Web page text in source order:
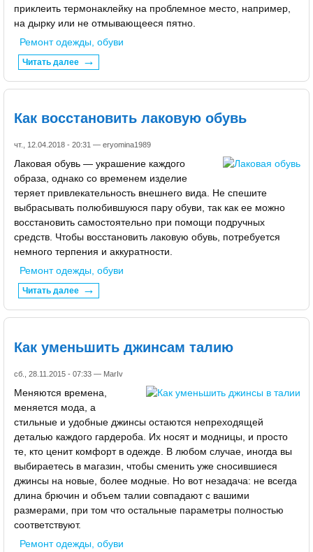
приклеить термонаклейку на проблемное место, например,
на дырку или не отмывающееся пятно.
Ремонт одежды, обуви
Читать далее
Как восстановить лаковую обувь
чт., 12.04.2018 - 20:31 — eryomina1989
Лаковая обувь — украшение каждого
образа, однако со временем изделие
теряет привлекательность внешнего вида. Не спешите
выбрасывать полюбившуюся пару обуви, так как ее можно
восстановить самостоятельно при помощи подручных
средств. Чтобы восстановить лаковую обувь, потребуется
немного терпения и аккуратности.
Ремонт одежды, обуви
Читать далее
Как уменьшить джинсам талию
сб., 28.11.2015 - 07:33 — MarIv
Меняются времена,
меняется мода, а
стильные и удобные джинсы остаются непреходящей
деталью каждого гардероба. Их носят и модницы, и просто
те, кто ценит комфорт в одежде. В любом случае, иногда вы
выбираетесь в магазин, чтобы сменить уже сносившиеся
джинсы на новые, более модные. Но вот незадача: не всегда
длина брючин и объем талии совпадают с вашими
размерами, при том что остальные параметры полностью
соответствуют.
Ремонт одежды, обуви